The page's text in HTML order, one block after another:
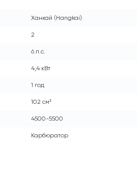
Ханкай (Hangkai)
2
6 л.с.
4,4 кВт
1 год
102 см³
4500-5500
Карбюратор